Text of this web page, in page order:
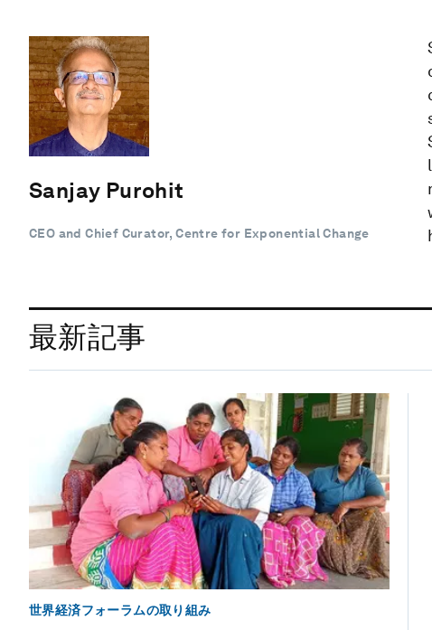
Sanjay Purohit
CEO and Chief Curator, Centre for Exponential Change
最新記事
世界経済フォーラムの取り組み